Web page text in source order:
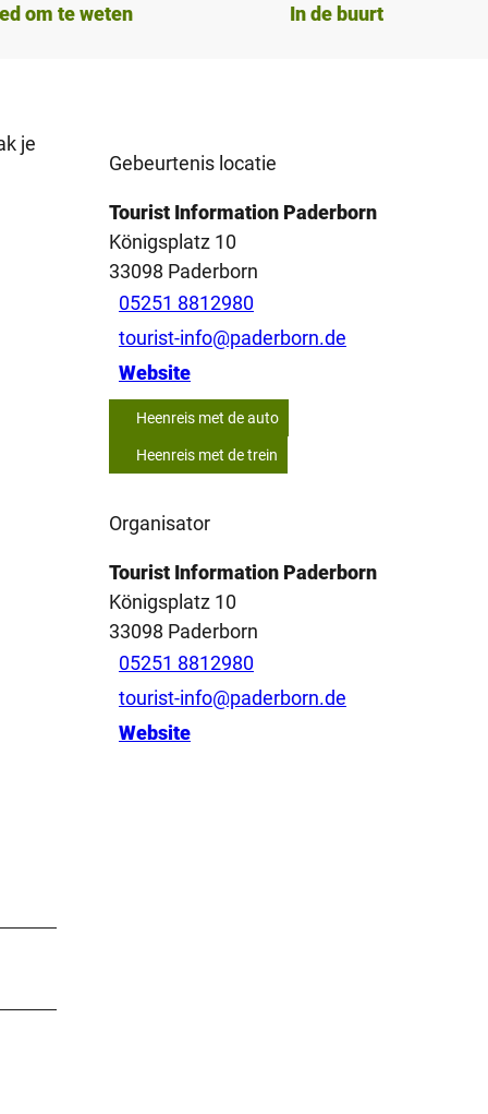
om te weten In de buurt
je
Gebeurtenis locatie
Tourist Information Paderborn
Königsplatz 10
33098 Paderborn
05251 8812980
tourist-info@paderborn.de
Website
Heenreis met de auto
Heenreis met de trein
Organisator
Tourist Information Paderborn
Königsplatz 10
33098 Paderborn
05251 8812980
tourist-info@paderborn.de
Website